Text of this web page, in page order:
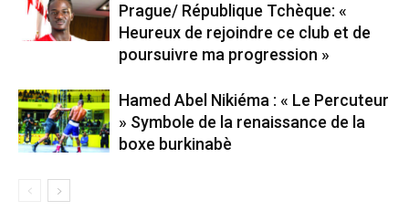
Prague/ République Tchèque: «
Heureux de rejoindre ce club et de
poursuivre ma progression »
Hamed Abel Nikiéma : « Le Percuteur
» Symbole de la renaissance de la
boxe burkinabè